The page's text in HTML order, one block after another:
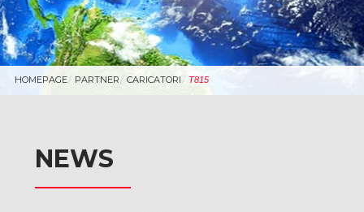
HOMEPAGE PARTNER CARICATORI T815
NEWS